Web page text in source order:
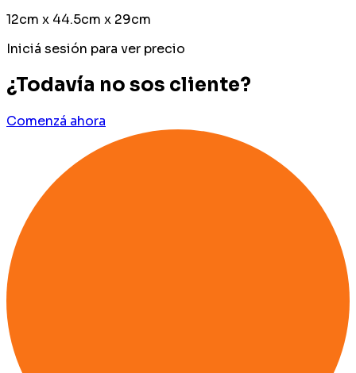
12cm x 44.5cm x 29cm
Iniciá sesión para ver precio
¿Todavía no sos cliente?
Comenzá ahora